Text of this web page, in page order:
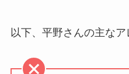
以下、平野さんの主なア